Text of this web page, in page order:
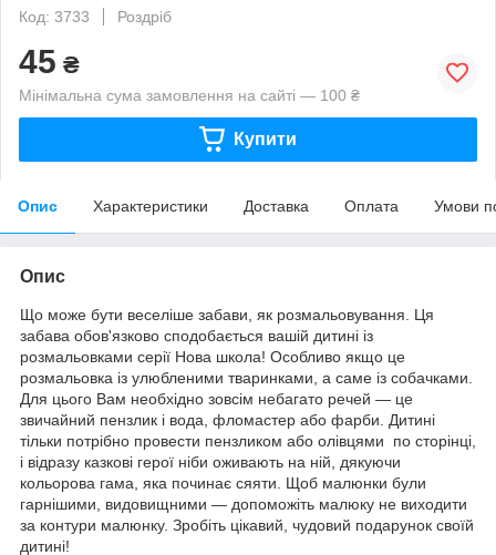
Код: 3733
Роздріб
45 ₴
Мінімальна сума замовлення на сайті — 100 ₴
Купити
Опис Характеристики Доставка Оплата Умови
Опис
Що може бути веселіше забави, як розмальовування. Ця
забава обов'язково сподобається вашій дитині із
розмальовками серії Нова школа! Особливо якщо це
розмальовка із улюбленими тваринками, а саме із собачками.
Для цього Вам необхідно зовсім небагато речей ― це
звичайний пензлик і вода, фломастер або фарби. Дитині
тільки потрібно провести пензликом або олівцями по сторінці,
і відразу казкові герої ніби оживають на ній, дякуючи
кольорова гама, яка починає сяяти. Щоб малюнки були
гарнішими, видовищними ― допоможіть малюку не виходити
за контури малюнку. Зробіть цікавий, чудовий подарунок своїй
дитині!